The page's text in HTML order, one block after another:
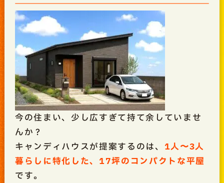
今の住まい、少し広すぎて持て余していませ
んか？
キャンディハウスが提案するのは、 1人〜3人
暮らしに特化した、17坪のコンパクトな平屋
です。